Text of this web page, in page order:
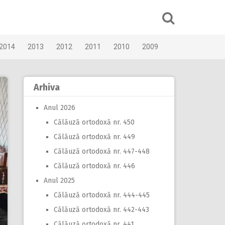
2013 2012 2011 2010 2009
Arhiva
Anul 2026
Călăuză ortodoxă nr. 450
Călăuză ortodoxă nr. 449
Călăuză ortodoxă nr. 447-448
Călăuză ortodoxă nr. 446
Anul 2025
Călăuză ortodoxă nr. 444-445
Călăuză ortodoxă nr. 442-443